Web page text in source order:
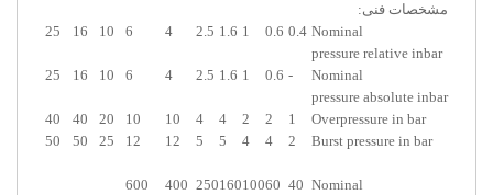
مشخصات فنی:
Nominal
pressure relative inbar
0.4
0.6
1
1.6
2.5
4
6
10
16
25
Nominal
pressure absolute inbar
-
0.6
1
1.6
2.5
4
6
10
16
25
Overpressure in bar
1
2
2
4
4
10
10
20
40
40
Burst pressure in bar
2
4
4
5
5
12
12
25
50
50
Nominal
40
60
100
160
250
400
600